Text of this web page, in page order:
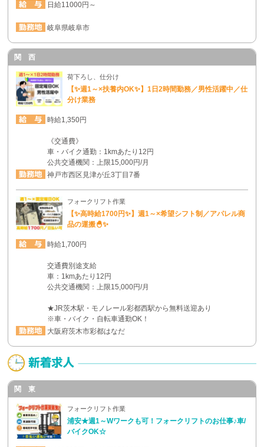
日給11000円～
岐阜県岐阜市
関 西
荷下ろし、仕分け
【✨週1～×扶養内OK✨】1日2時間勤務／男性活躍中／仕
分け業務
時給1,350円
《交通費》
車・バイク通勤：1kmあたり12円
公共交通機関：上限15,000円/月
神戸市西区見津が丘3丁目7番
フォークリフト作業
【✨高時給1700円✨】週1～×希望シフト制／アパレル商
品の運搬🐣✨
時給1,700円
交通費別途支給
車：1kmあたり12円
公共交通機関：上限15,000円/月
★JR茨木駅・モノレール彩都西駅から無料送迎あり
※車・バイク・自転車通勤OK！
大阪府茨木市彩都はなだ
関 東
フォークリフト作業
浦安★週1～Wワークも可！フォークリフトのお仕事♪車/
バイクOK☆